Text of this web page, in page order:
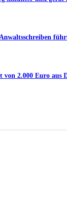
2.000 Euro aus